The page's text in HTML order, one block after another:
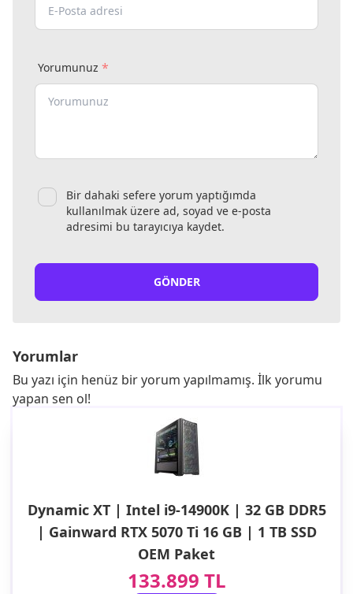
Yorumunuz *
Bir dahaki sefere yorum yaptığımda
kullanılmak üzere ad, soyad ve e-posta
adresimi bu tarayıcıya kaydet.
GÖNDER
Yorumlar
Bu yazı için henüz bir yorum yapılmamış. İlk yorumu
yapan sen ol!
Dynamic XT | Intel i9-14900K | 32 GB DDR5
| Gainward RTX 5070 Ti 16 GB | 1 TB SSD
OEM Paket
133.899 TL